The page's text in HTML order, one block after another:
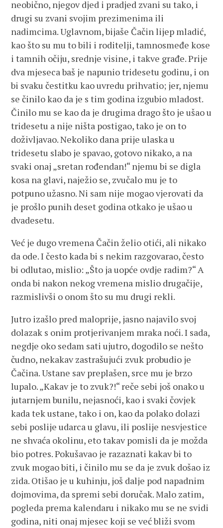
neobično, njegov djed i pradjed zvani su tako, i
drugi su zvani svojim prezimenima ili
nadimcima. Uglavnom, bijaše Čačin lijep mladić,
kao što su mu to bili i roditelji, tamnosmeđe kose
i tamnih očiju, srednje visine, i takve građe. Prije
dva mjeseca baš je napunio tridesetu godinu, i on
bi svaku čestitku kao uvredu prihvatio; jer, njemu
se činilo kao da je s tim godina izgubio mladost.
Činilo mu se kao da je drugima drago što je ušao u
tridesetu a nije ništa postigao, tako je on to
doživljavao. Nekoliko dana prije ulaska u
tridesetu slabo je spavao, gotovo nikako, a na
svaki onaj „sretan rođendan!“ njemu bi se digla
kosa na glavi, naježio se, zvučalo mu je to
potpuno užasno. Ni sam nije mogao vjerovati da
je prošlo punih deset godina otkako je ušao u
dvadesetu.
Već je dugo vremena Čačin želio otići, ali nikako
da ode. I često kada bi s nekim razgovarao, često
bi odlutao, mislio: „Što ja uopće ovdje radim?“ A
onda bi nakon nekog vremena mislio drugačije,
razmislivši o onom što su mu drugi rekli.
Jutro izašlo pred maloprije, jasno najavilo svoj
dolazak s onim protjerivanjem mraka noći. I sada,
negdje oko sedam sati ujutro, dogodilo se nešto
čudno, nekakav zastrašujući zvuk probudio je
Čačina. Ustane sav preplašen, srce mu je brzo
lupalo. „Kakav je to zvuk?!“ reče sebi još onako u
jutarnjem bunilu, nejasnoći, kao i svaki čovjek
kada tek ustane, tako i on, kao da polako dolazi
sebi poslije udarca u glavu, ili poslije nesvjestice
ne shvaća okolinu, eto takav pomisli da je možda
bio potres. Pokušavao je razaznati kakav bi to
zvuk mogao biti, i činilo mu se da je zvuk došao iz
zida. Otišao je u kuhinju, još dalje pod napadnim
dojmovima, da spremi sebi doručak. Malo zatim,
pogleda prema kalendaru i nikako mu se ne svidi
godina, niti onaj mjesec koji se već bliži svom